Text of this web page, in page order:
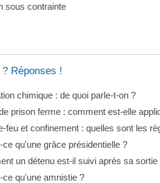
sous contrainte
Réponses !
chimique : de quoi parle-t-on ?
prison ferme : comment est-elle
feu et confinement : quelles sont les
ce qu'une grâce présidentielle ?
un détenu est-il suivi après sa sortie
ce qu'une amnistie ?